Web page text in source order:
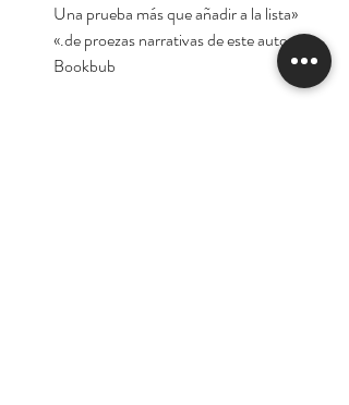
«Una prueba más que añadir a la lista
de proezas narrativas de este autor.»
Bookbub